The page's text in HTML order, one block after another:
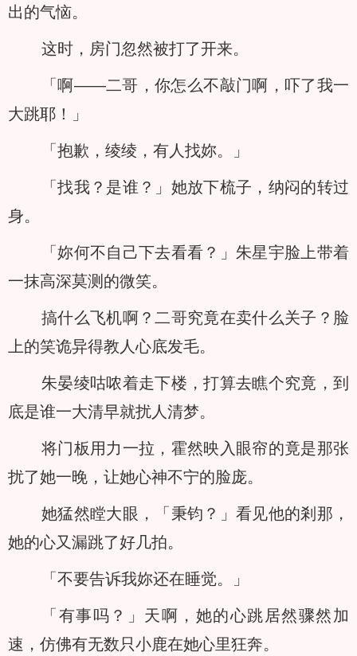
出的气恼。
这时，房门忽然被打了开来。
「啊——二哥，你怎么不敲门啊，吓了我一
大跳耶！」
「抱歉，绫绫，有人找妳。」
「找我？是谁？」她放下梳子，纳闷的转过
身。
「妳何不自己下去看看？」朱星宇脸上带着
一抹高深莫测的微笑。
搞什么飞机啊？二哥究竟在卖什么关子？脸
上的笑诡异得教人心底发毛。
朱晏绫咕哝着走下楼，打算去瞧个究竟，到
底是谁一大清早就扰人清梦。
将门板用力一拉，霍然映入眼帘的竟是那张
扰了她一晚，让她心神不宁的脸庞。
她猛然瞠大眼，「秉钧？」看见他的剎那，
她的心又漏跳了好几拍。
「不要告诉我妳还在睡觉。」
「有事吗？」天啊，她的心跳居然骤然加
速，仿佛有无数只小鹿在她心里狂奔。